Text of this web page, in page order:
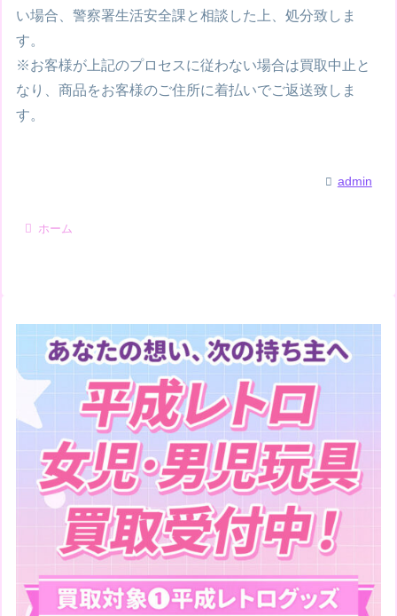
い場合、警察署生活安全課と相談した上、処分致しま
す。
※お客様が上記のプロセスに従わない場合は買取中止と
なり、商品をお客様のご住所に着払いでご返送致しま
す。
admin
ホーム